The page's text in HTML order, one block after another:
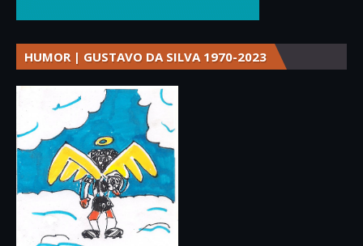
HUMOR | GUSTAVO DA SILVA 1970-2023